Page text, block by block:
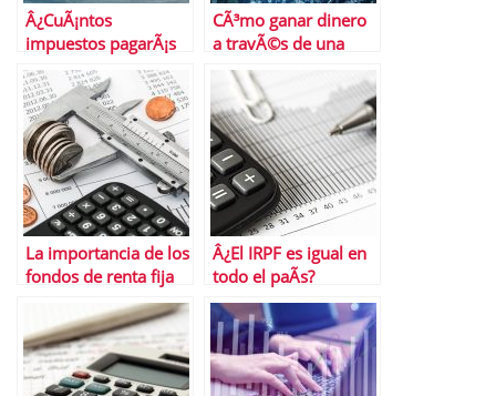
Â¿CuÃ¡ntos
impuestos pagarÃ¡s
al vender tu moto?
CÃ³mo ganar dinero
a travÃ©s de una
cuenta remunerada
La importancia de los
fondos de renta fija
en tu cartera de
inversiÃ³n
Â¿El IRPF es igual en
todo el paÃ­s?